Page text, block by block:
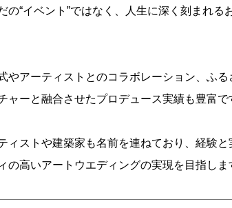
の“イベント”ではなく、人生に深く刻まれ
やアーティストとのコラボレーション、ふ
ャーと融合させたプロデュース実績も豊富で
ィストや建築家も名前を連ねており、経験
の高いアートウエディングの実現を目指しま